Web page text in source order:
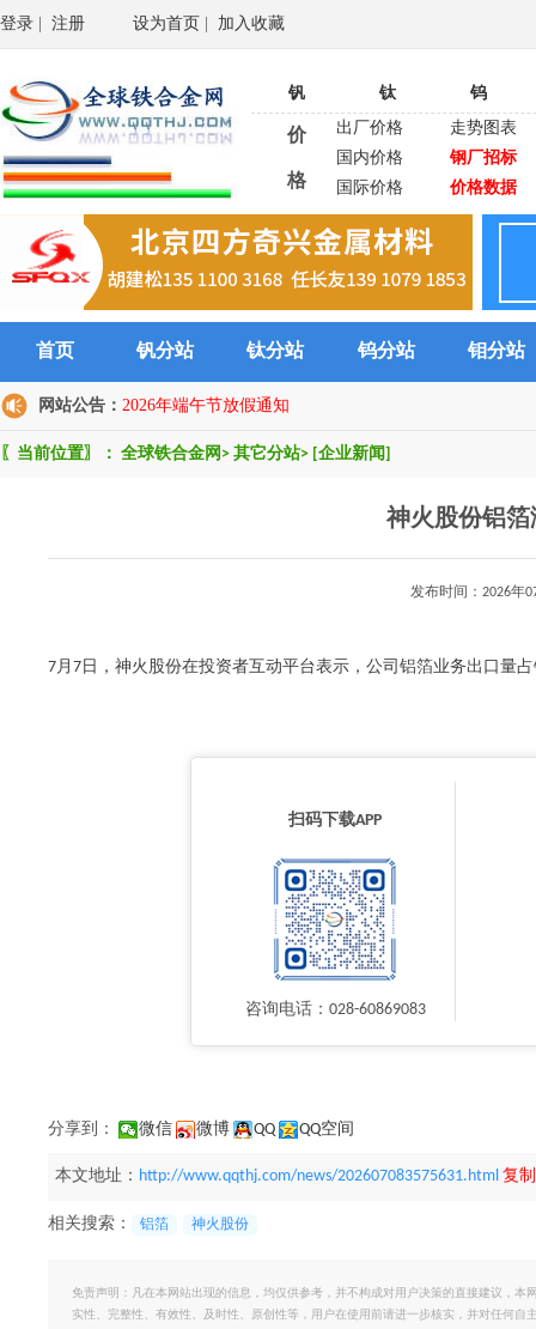
登录 注册 设为首页 加入收藏
钒 钛 钨
价
格
出厂价格
走势图表
国内价格
钢厂招标
国际价格
价格数据
首页 钒分站 钛分站 钨分站 钼分站
网站公告： 2026年端午节放假通知
〖当前位置〗： 全球铁合金网 > 其它分站> [企业新闻]
神火股份铝箔
发布时间：2026
7月7日，神火股份在投资者互动平台表示，公司铝箔业务出口量占
扫码下载APP
咨询电话：028-60869083
分享到： 微信 微博 QQ QQ空间
本文地址： http://www.qqthj.com/news/202607083575631.html 复
相关搜索： 铝箔 神火股份
免责声明：凡在本网站出现的信息，均仅供参考，并不构成对用户决策的直接建议，
实性、完整性、有效性、及时性、原创性等，用户在使用前请进一步核实，并对任何